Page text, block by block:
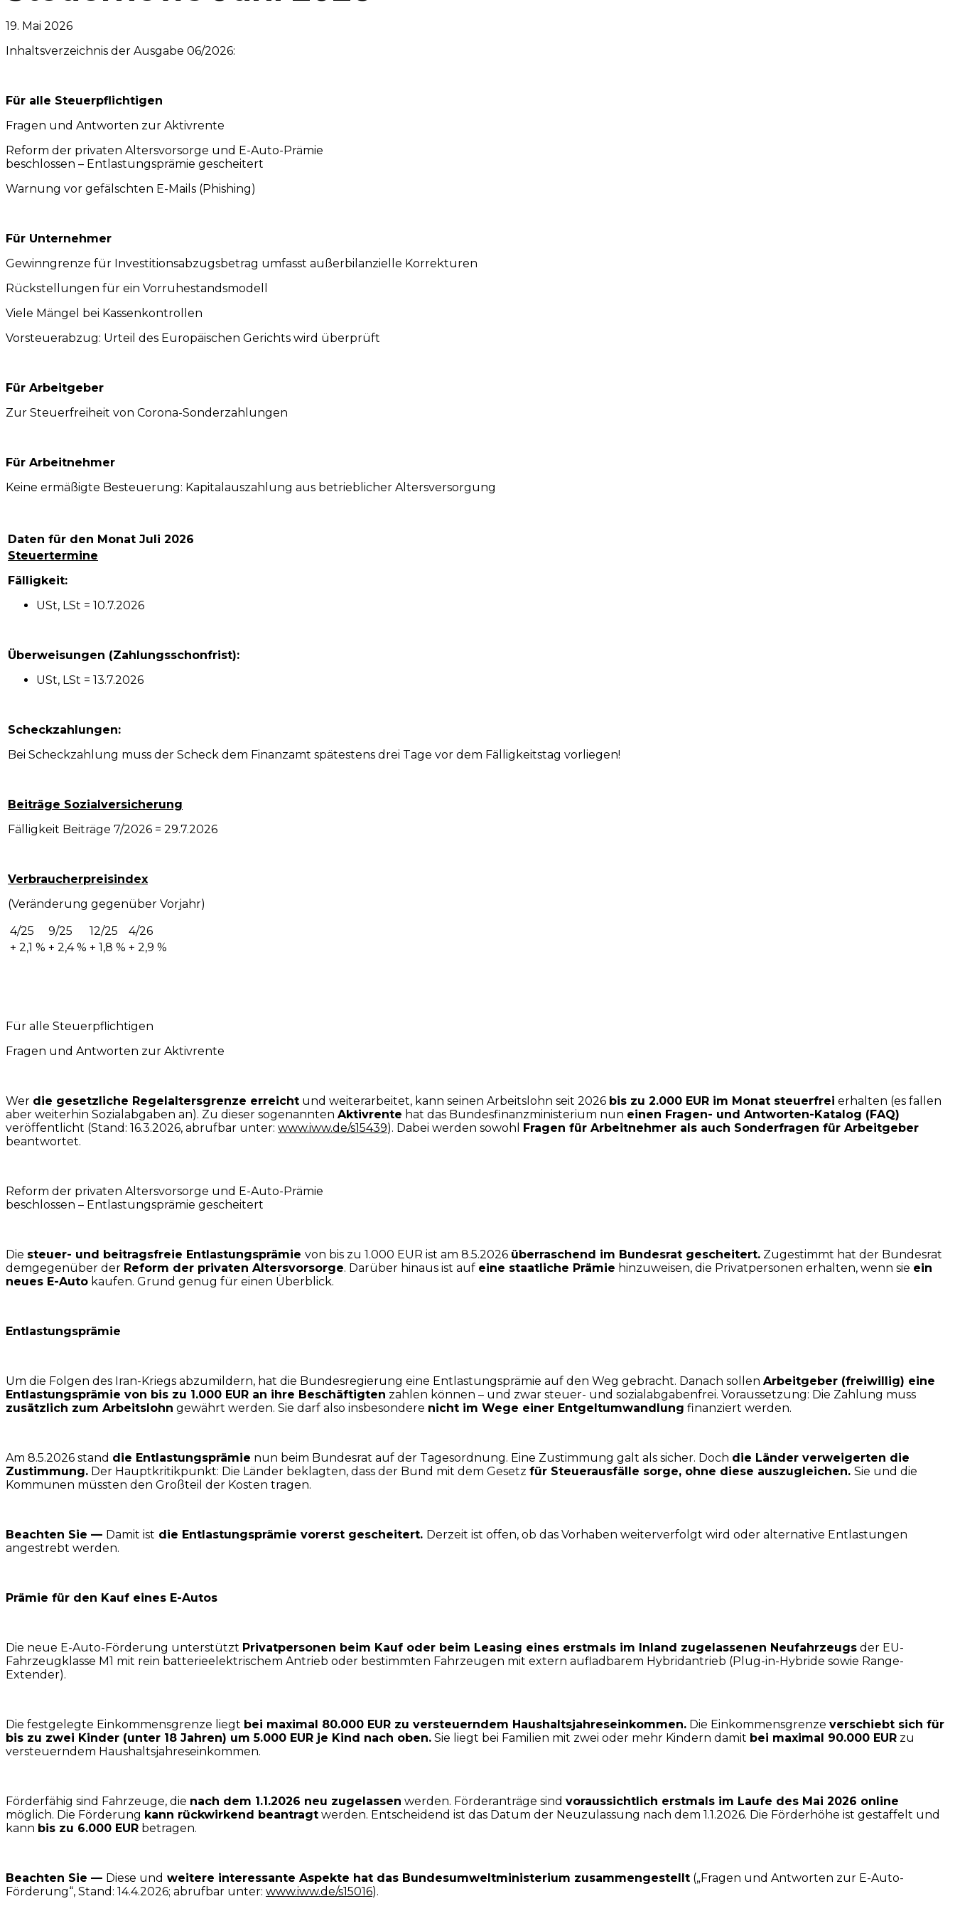
19. Mai 2026
Inhaltsverzeichnis der Ausgabe 06/2026:
Für alle Steuerpflichtigen
Fragen und Antworten zur Aktivrente
Reform der privaten Altersvorsorge und E-Auto-Prämie
beschlossen – Entlastungsprämie gescheitert
Warnung vor gefälschten E-Mails (Phishing)
Für Unternehmer
Gewinngrenze für Investitionsabzugsbetrag umfasst außerbilanzielle Korrekturen
Rückstellungen für ein Vorruhestandsmodell
Viele Mängel bei Kassenkontrollen
Vorsteuerabzug: Urteil des Europäischen Gerichts wird überprüft
Für Arbeitgeber
Zur Steuerfreiheit von Corona-Sonderzahlungen
Für Arbeitnehmer
Keine ermäßigte Besteuerung: Kapitalauszahlung aus betrieblicher Altersversorgung
Daten für den Monat Juli 2026
Steuertermine
Fälligkeit:
USt, LSt = 10.7.2026
Überweisungen (Zahlungsschonfrist):
USt, LSt = 13.7.2026
Scheckzahlungen:
Bei Scheckzahlung muss der Scheck dem Finanzamt spätestens drei Tage vor dem Fälligkeitstag vorliegen!
Beiträge Sozialversicherung
Fälligkeit Beiträge 7/2026 = 29.7.2026
Verbraucherpreisindex
(Veränderung gegenüber Vorjahr)
4/25
9/25 12/25
4/26
+ 2,1 % + 2,4 % + 1,8 % + 2,9 %
Für alle Steuerpflichtigen
Fragen und Antworten zur Aktivrente
Wer die gesetzliche Regelaltersgrenze erreicht und weiterarbeitet, kann seinen Arbeitslohn seit 2026 bis zu 2.000 EUR im Monat steuerfrei erhalten (es fallen
aber weiterhin Sozialabgaben an). Zu dieser sogenannten Aktivrente hat das Bundesfinanzministerium nun einen Fragen- und Antworten-Katalog (FAQ)
veröffentlicht (Stand: 16.3.2026, abrufbar unter: www.iww.de/s15439). Dabei werden sowohl Fragen für Arbeitnehmer als auch Sonderfragen für Arbeitgeber
beantwortet.
Reform der privaten Altersvorsorge und E-Auto-Prämie
beschlossen – Entlastungsprämie gescheitert
Die steuer- und beitragsfreie Entlastungsprämie von bis zu 1.000 EUR ist am 8.5.2026 überraschend im Bundesrat gescheitert. Zugestimmt hat der Bundesrat
demgegenüber der Reform der privaten Altersvorsorge. Darüber hinaus ist auf eine staatliche Prämie hinzuweisen, die Privatpersonen erhalten, wenn sie ein
neues E-Auto kaufen. Grund genug für einen Überblick.
Entlastungsprämie
Um die Folgen des Iran-Kriegs abzumildern, hat die Bundesregierung eine Entlastungsprämie auf den Weg gebracht. Danach sollen Arbeitgeber (freiwillig) eine
Entlastungsprämie von bis zu 1.000 EUR an ihre Beschäftigten zahlen können – und zwar steuer- und sozialabgabenfrei. Voraussetzung: Die Zahlung muss
zusätzlich zum Arbeitslohn gewährt werden. Sie darf also insbesondere nicht im Wege einer Entgeltumwandlung finanziert werden.
Am 8.5.2026 stand die Entlastungsprämie nun beim Bundesrat auf der Tagesordnung. Eine Zustimmung galt als sicher. Doch die Länder verweigerten die
Zustimmung. Der Hauptkritikpunkt: Die Länder beklagten, dass der Bund mit dem Gesetz für Steuerausfälle sorge, ohne diese auszugleichen. Sie und die
Kommunen müssten den Großteil der Kosten tragen.
Beachten Sie — Damit ist die Entlastungsprämie vorerst gescheitert. Derzeit ist offen, ob das Vorhaben weiterverfolgt wird oder alternative Entlastungen
angestrebt werden.
Prämie für den Kauf eines E-Autos
Die neue E-Auto-Förderung unterstützt Privatpersonen beim Kauf oder beim Leasing eines erstmals im Inland zugelassenen Neufahrzeugs der EU-
Fahrzeugklasse M1 mit rein batterieelektrischem Antrieb oder bestimmten Fahrzeugen mit extern aufladbarem Hybridantrieb (Plug-in-Hybride sowie Range-
Extender).
Die festgelegte Einkommensgrenze liegt bei maximal 80.000 EUR zu versteuerndem Haushaltsjahreseinkommen. Die Einkommensgrenze verschiebt sich für
bis zu zwei Kinder (unter 18 Jahren) um 5.000 EUR je Kind nach oben. Sie liegt bei Familien mit zwei oder mehr Kindern damit bei maximal 90.000 EUR zu
versteuerndem Haushaltsjahreseinkommen.
Förderfähig sind Fahrzeuge, die nach dem 1.1.2026 neu zugelassen werden. Förderanträge sind voraussichtlich erstmals im Laufe des Mai 2026 online
möglich. Die Förderung kann rückwirkend beantragt werden. Entscheidend ist das Datum der Neuzulassung nach dem 1.1.2026. Die Förderhöhe ist gestaffelt und
kann bis zu 6.000 EUR betragen.
Beachten Sie — Diese und weitere interessante Aspekte hat das Bundesumweltministerium zusammengestellt („Fragen und Antworten zur E-Auto-
Förderung“, Stand: 14.4.2026; abrufbar unter: www.iww.de/s15016).